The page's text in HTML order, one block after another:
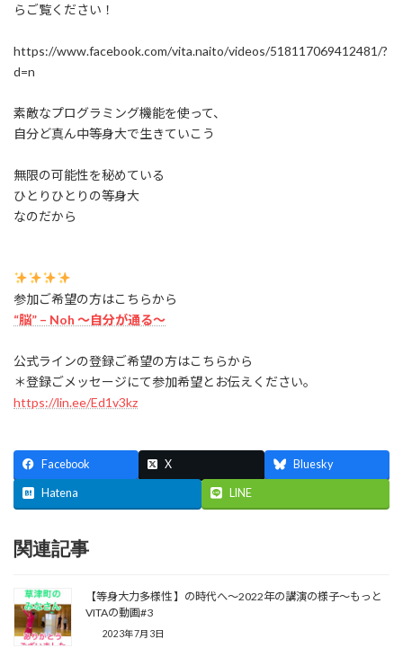
らご覧ください！
https://www.facebook.com/vita.naito/videos/518117069412481/?
d=n
素敵なプログラミング機能を使って、
自分ど真ん中等身大で生きていこう
無限の可能性を秘めている
ひとりひとりの等身大
なのだから
参加ご希望の方はこちらから
“脳” – Noh 〜自分が通る〜
公式ラインの登録ご希望の方はこちらから
＊登録ごメッセージにて参加希望とお伝えください。
https://lin.ee/Ed1v3kz
Facebook X Bluesky
Hatena LINE
関連記事
【等身大力多様性 】の時代へ〜2022年の講演の様子〜もっと
VITAの動画#3
2023年7月3日